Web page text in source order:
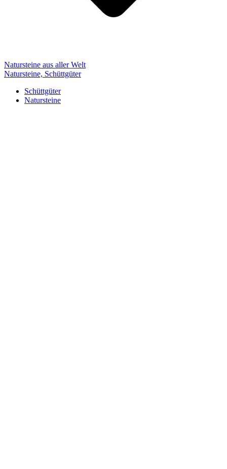
Natursteine aus aller Welt
Natursteine, Schüttgüter
Schüttgüter
Natursteine